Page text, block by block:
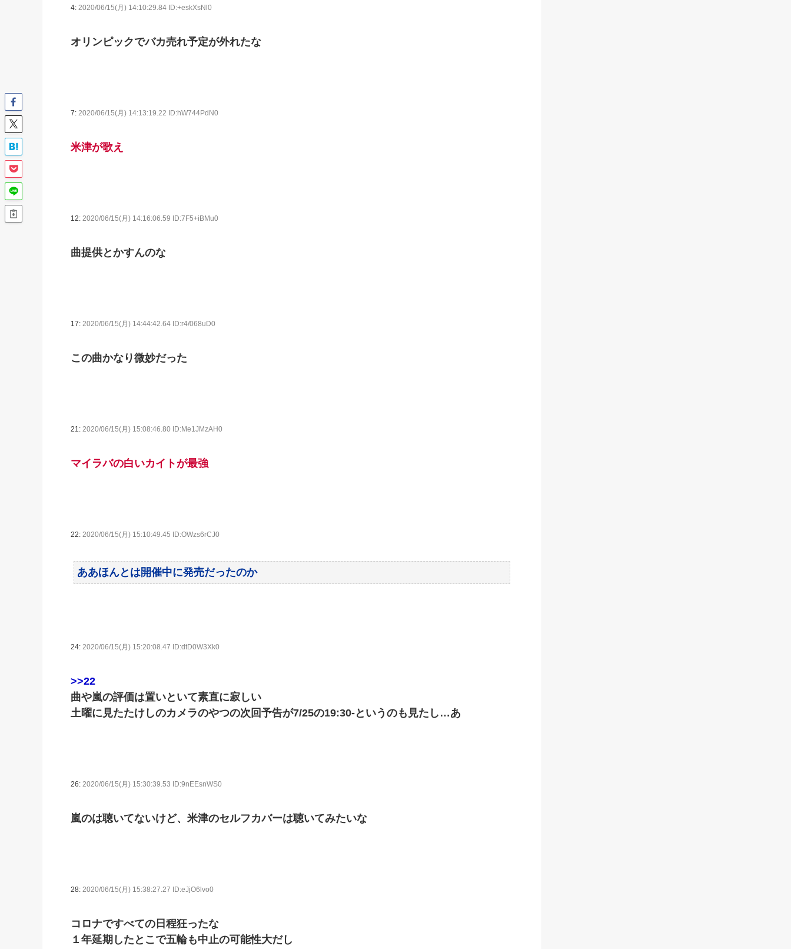
4: 2020/06/15(月) 14:10:29.84 ID:+eskXsNl0
オリンピックでバカ売れ予定が外れたな
7: 2020/06/15(月) 14:13:19.22 ID:hW744PdN0
米津が歌え
12: 2020/06/15(月) 14:16:06.59 ID:7F5+iBMu0
曲提供とかすんのな
17: 2020/06/15(月) 14:44:42.64 ID:r4/068uD0
この曲かなり微妙だった
21: 2020/06/15(月) 15:08:46.80 ID:Me1JMzAH0
マイラバの白いカイトが最強
22: 2020/06/15(月) 15:10:49.45 ID:OWzs6rCJ0
ああほんとは開催中に発売だったのか
24: 2020/06/15(月) 15:20:08.47 ID:dtD0W3Xk0
>>22
曲や嵐の評価は置いといて素直に寂しい
土曜に見たたけしのカメラのやつの次回予告が7/25の19:30-というのも見たし…あゝ
26: 2020/06/15(月) 15:30:39.53 ID:9nEEsnWS0
嵐のは聴いてないけど、米津のセルフカバーは聴いてみたいな
28: 2020/06/15(月) 15:38:27.27 ID:eJjO6lvo0
コロナですべての日程狂ったな
１年延期したとこで五輪も中止の可能性大だし